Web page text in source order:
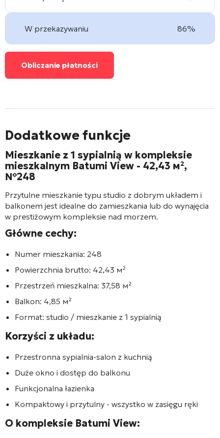
W przekazywaniu 86%
Obliczanie płatności
Dodatkowe funkcje
Mieszkanie z 1 sypialnią w kompleksie
mieszkalnym Batumi View - 42,43 м²,
№248
Przytulne mieszkanie typu studio z dobrym układem i
balkonem jest idealne do zamieszkania lub do wynajęcia
w prestiżowym kompleksie nad morzem.
Główne cechy:
Numer mieszkania: 248
Powierzchnia brutto: 42,43 м²
Przestrzeń mieszkalna: 37,58 м²
Balkon: 4,85 м²
Format: studio / mieszkanie z 1 sypialnią
Korzyści z układu:
Przestronna sypialnia-salon z kuchnią
Duże okno i dostęp do balkonu
Funkcjonalna łazienka
Kompaktowy i przytulny - wszystko w zasięgu ręki
O kompleksie Batumi View: